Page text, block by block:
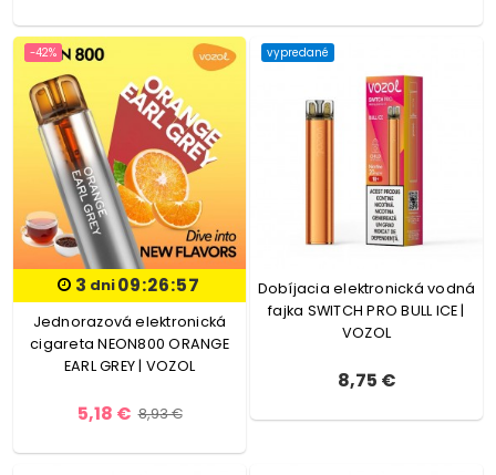
-42%
3 dni09:26:56
Jednorazová elektronická
cigareta NEON800 ORANGE
EARL GREY | VOZOL
5,18 € 8,93 €
vypredané
Dobíjacia elektronická vodná
fajka SWITCH PRO BULL ICE |
VOZOL
8,75 €